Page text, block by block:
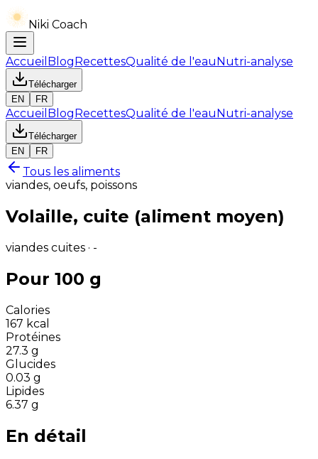
Niki Coach
Accueil BlogRecettesQualité de l'eauNutri-analyse
Télécharger
EN
FR
Accueil BlogRecettesQualité de l'eauNutri-analyse
Télécharger
EN
FR
Tous les aliments
viandes, oeufs, poissons
Volaille, cuite (aliment moyen)
viandes cuites · -
Pour 100 g
Calories
167 kcal
Protéines
27.3 g
Glucides
0.03 g
Lipides
6.37 g
En détail